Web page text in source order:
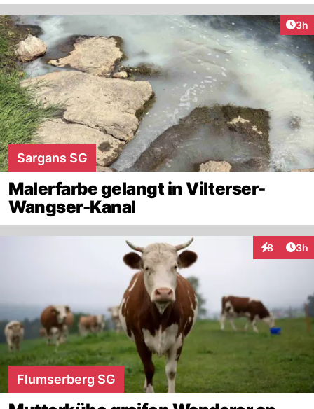
3h
Sargans SG
Malerfarbe gelangt in Vilterser-
Wangser-Kanal
8 3h
Flumserberg SG